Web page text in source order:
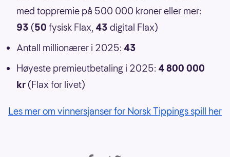
med toppremie på 500 000 kroner eller mer:
93 (50 fysisk Flax, 43 digital Flax)
Antall millionærer i 2025: 43
Høyeste premieutbetaling i 2025: 4 800 000
kr (Flax for livet)
Les mer om vinnersjanser for Norsk Tippings spill her